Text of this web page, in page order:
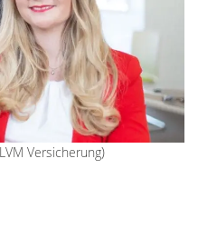
Versicherung)